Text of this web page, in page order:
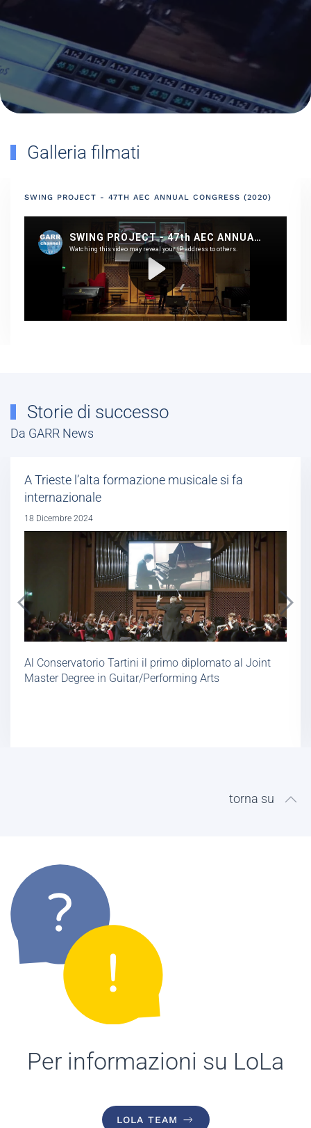
Galleria filmati
SWING PROJECT - 47TH AEC ANNUAL CONGRESS (2020)
Storie di successo
Da GARR News
A Trieste l’alta formazione musicale si fa
internazionale
18 Dicembre 2024
Al Conservatorio Tartini il primo diplomato al Joint
Master Degree in Guitar/Performing Arts
torna su
Per informazioni su LoLa
LOLA TEAM